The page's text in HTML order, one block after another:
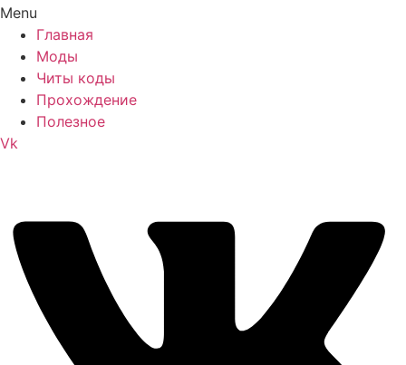
Menu
Главная
Моды
Читы коды
Прохождение
Полезное
Vk